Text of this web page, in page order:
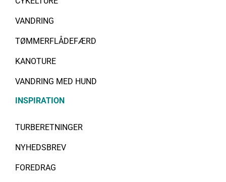
VANDRING
TØMMERFLÅDEFÆRD
KANOTURE
VANDRING MED HUND
INSPIRATION
TURBERETNINGER
NYHEDSBREV
FOREDRAG